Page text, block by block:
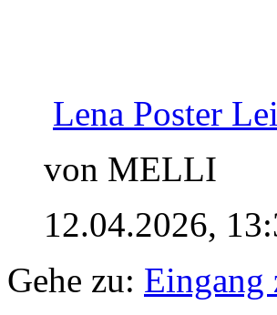
Lena Poster
von MELLI
12.04.2026,
Gehe zu: Eingang